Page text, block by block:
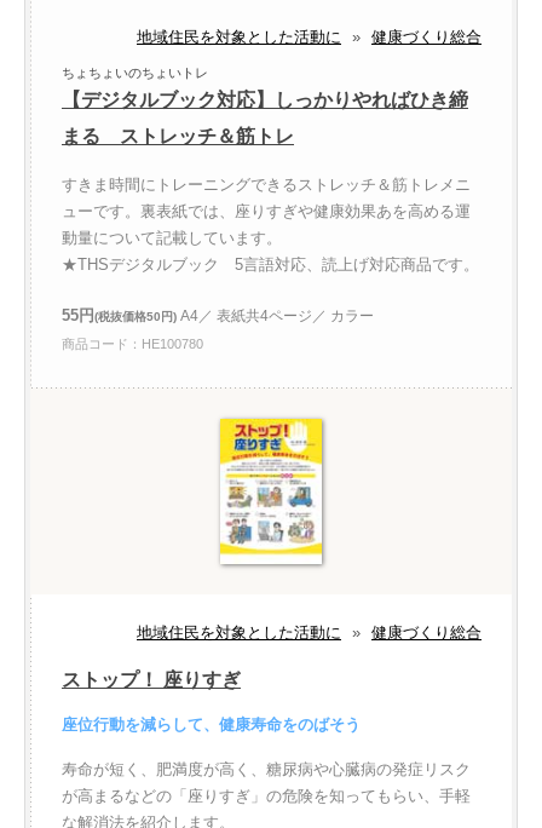
地域住民を対象とした活動に » 健康づくり総合
ちょちょいのちょいトレ
【デジタルブック対応】しっかりやればひき締
まる ストレッチ＆筋トレ
すきま時間にトレーニングできるストレッチ＆筋トレメニ
ューです。裏表紙では、座りすぎや健康効果あを高める運
動量について記載しています。
★THSデジタルブック 5言語対応、読上げ対応商品です。
55円(税抜価格50円) A4／ 表紙共4ページ／ カラー
商品コード：HE100780
地域住民を対象とした活動に » 健康づくり総合
ストップ！ 座りすぎ
座位行動を減らして、健康寿命をのばそう
寿命が短く、肥満度が高く、糖尿病や心臓病の発症リスク
が高まるなどの「座りすぎ」の危険を知ってもらい、手軽
な解消法を紹介します。